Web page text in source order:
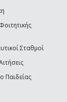
Σταθμοί
Παιδείας